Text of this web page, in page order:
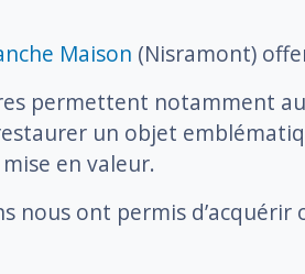
Maison (Nisramont)
permettent notamment
un objet
en valeur.
nous ont permis d’acquérir